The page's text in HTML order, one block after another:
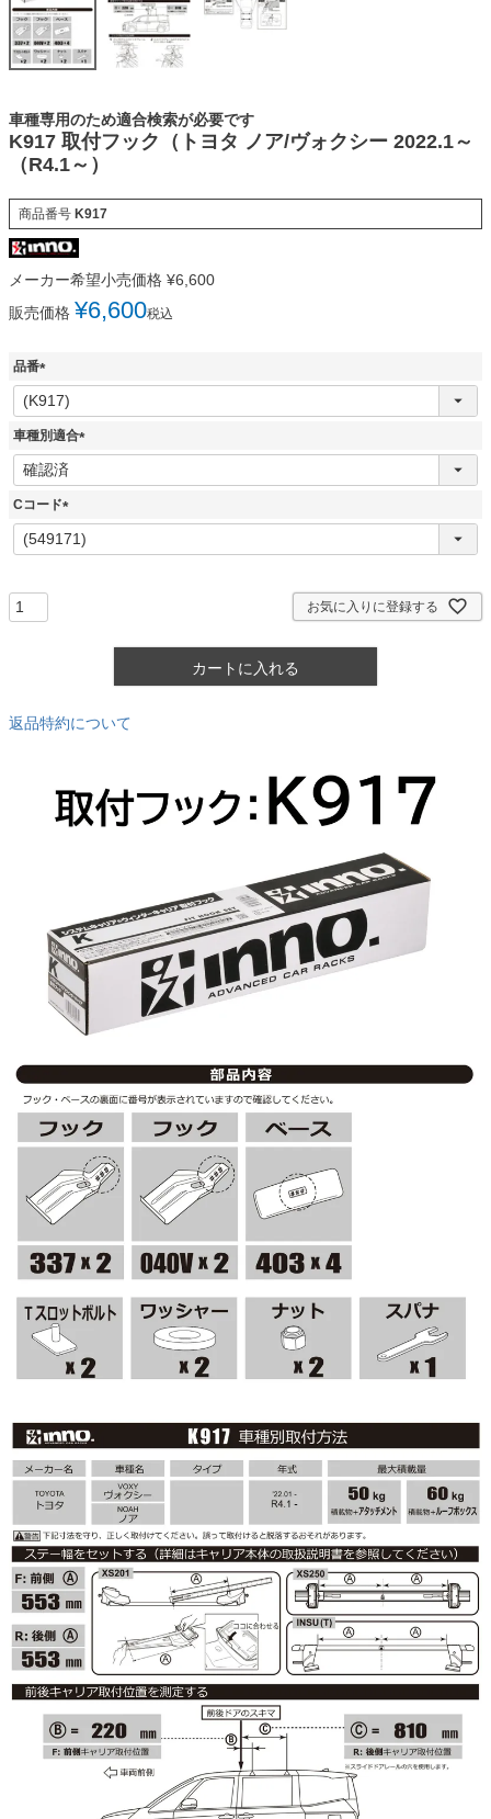
車種専用のため適合検索が必要です
K917 取付フック（トヨタ ノア/ヴォクシー 2022.1～
（R4.1～）
商品番号 K917
メーカー希望小売価格 ¥6,600
販売価格 ¥6,600税込
品番
(
必
須
車種別適合
(
Cコード
(
必
お気に入りに登録する
カートに入れる
返品特約について